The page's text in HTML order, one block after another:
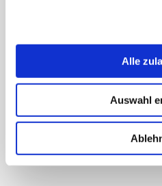
Alle
Auswahl
PRÄFERIERTER
FRAGEN UND